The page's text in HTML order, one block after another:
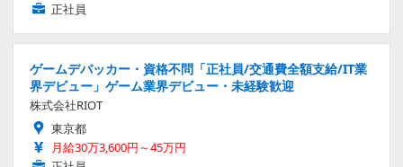
正社員
ゲームデバッカー・資格不問「正社員/交通費全額支給/IT業
界デビュー」ゲーム業界デビュー・未経験歓迎
株式会社RIOT
東京都
月給30万3,600円～45万円